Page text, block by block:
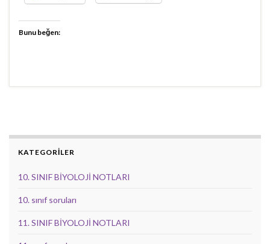
Bunu beğen:
KATEGORİLER
10. SINIF BİYOLOJİ NOTLARI
10. sınıf soruları
11. SINIF BİYOLOJİ NOTLARI